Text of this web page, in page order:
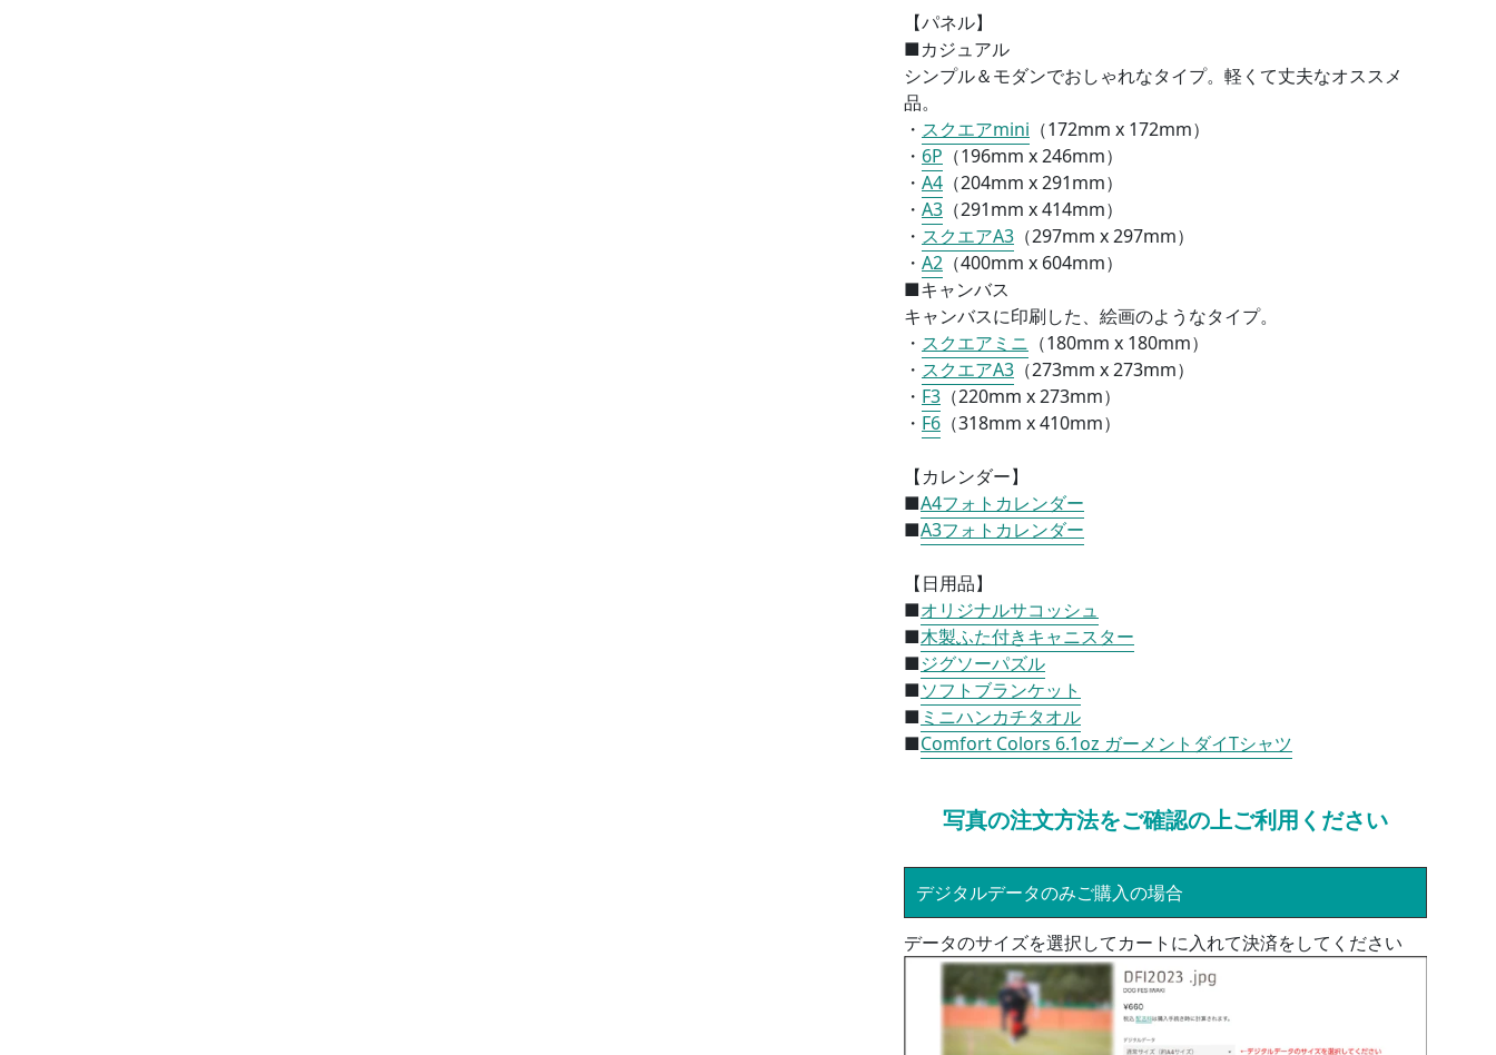
【パネル】
■カジュアル
シンプル＆モダンでおしゃれなタイプ。軽くて丈夫なオススメ
品。
・ スクエアmini （172mm x 172mm）
・ 6P （196mm x 246mm）
・ A4 （204mm x 291mm）
・ A3 （291mm x 414mm）
・ スクエアA3 （297mm x 297mm）
・ A2 （400mm x 604mm）
■キャンバス
キャンバスに印刷した、絵画のようなタイプ。
・ スクエアミニ （180mm x 180mm）
・ スクエアA3 （273mm x 273mm）
・ F3 （220mm x 273mm）
・ F6 （318mm x 410mm）
【カレンダー】
■A4フォトカレンダー
■A3フォトカレンダー
【日用品】
■オリジナルサコッシュ
■木製ふた付きキャニスター
■ジグソーパズル
■ソフトブランケット
■ ミニハンカチタオル
■Comfort Colors 6.1oz ガーメントダイTシャツ
写真の注文方法をご確認の上ご利用ください
デジタルデータのみご購入の場合
データのサイズを選択してカートに入れて決済をしてください